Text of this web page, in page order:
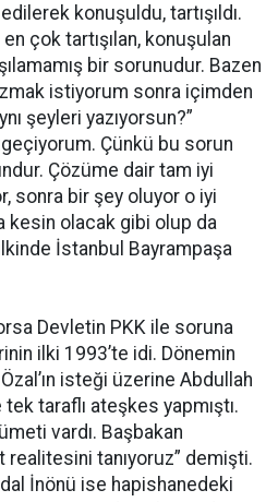
konuşuldu, tartışıldı.
çok tartışılan, konuşulan
bir sorunudur. Bazen
istiyorum sonra içimden
şeyleri yazıyorsun?”
Çünkü bu sorun
Çözüme dair tam iyi
sonra bir şey oluyor o iyi
kesin olacak gibi olup da
İstanbul Bayrampaşa
Devletin PKK ile soruna
ilki 1993’te idi. Dönemin
isteği üzerine Abdullah
taraflı ateşkes yapmıştı.
vardı. Başbakan
realitesini tanıyoruz” demişti.
İnönü ise hapishanedeki